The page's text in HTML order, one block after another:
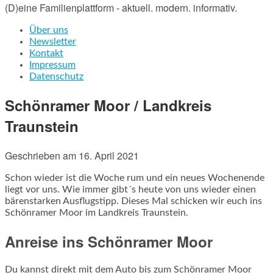
(D)eine Familienplattform - aktuell. modern. informativ.
Über uns
Newsletter
Kontakt
Impressum
Datenschutz
Schönramer Moor / Landkreis
Traunstein
Geschrieben am 16. April 2021
Schon wieder ist die Woche rum und ein neues Wochenende
liegt vor uns. Wie immer gibt´s heute von uns wieder einen
bärenstarken Ausflugstipp. Dieses Mal schicken wir euch ins
Schönramer Moor im Landkreis Traunstein.
Anreise ins Schönramer Moor
Du kannst direkt mit dem Auto bis zum Schönramer Moor